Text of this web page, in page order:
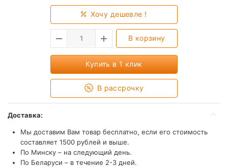
Хочу дешевле !
В корзину
Купить в 1 клик
В рассрочку
Доставка:
Мы доставим Вам товар бесплатно, если его стоимость
составляет 1500 рублей и выше.
По Минску – на следующий день.
По Беларуси – в течение 2-3 дней.